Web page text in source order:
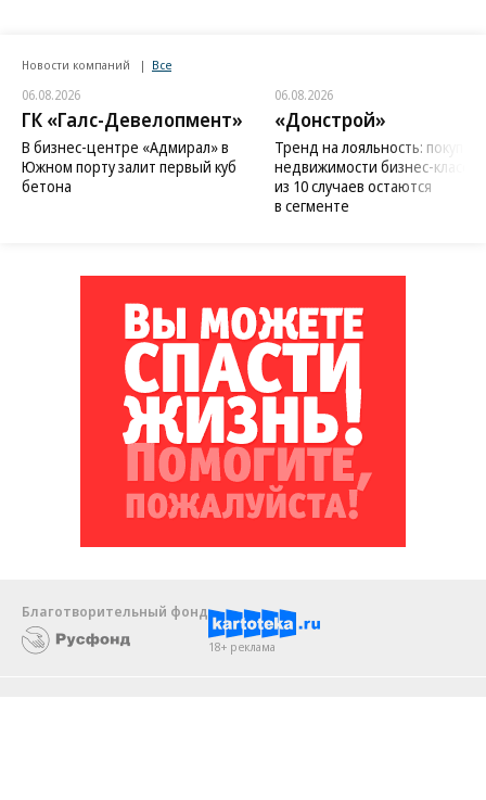
Новости компаний Все
06.08.2026
ГК «Галс-Девелопмент»
В бизнес-центре «Адмирал» в
Южном порту залит первый куб
бетона
06.08.2026
«Донстрой»
Тренд на лояльность:
недвижимости бизнес-класса
из 10 случаев остаются
в сегменте
Благотворительный фонд
18+ реклама